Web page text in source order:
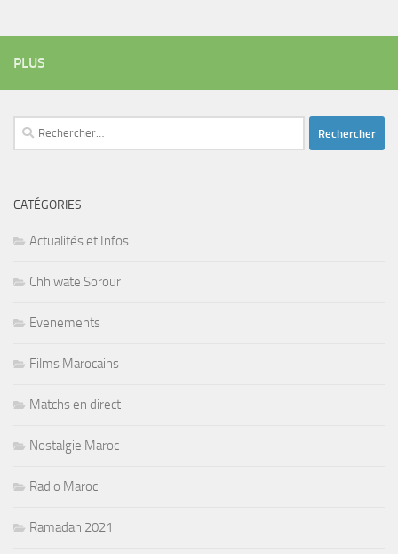
PLUS
Rechercher :
CATÉGORIES
Actualités et Infos
Chhiwate Sorour
Evenements
Films Marocains
Matchs en direct
Nostalgie Maroc
Radio Maroc
Ramadan 2021